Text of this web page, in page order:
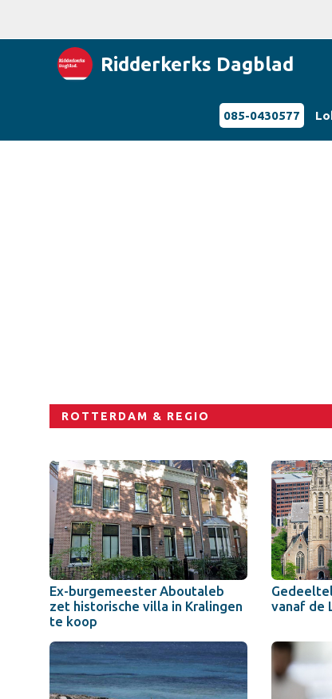
Ridderkerks Dagblad
085-0430577
ROTTERDAM & REGIO
Ex-burgemeester Aboutaleb
zet historische villa in Kralingen
te koop
vanaf de